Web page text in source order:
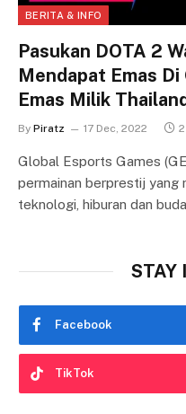
BERITA & INFO
Pasukan DOTA 2
Mendapat Emas
Emas Milik Thailand
By Piratz 17 Dec, 2022
Global Esports Games
permainan berprestij yang
teknologi, hiburan dan
STAY
Facebook
TikTok